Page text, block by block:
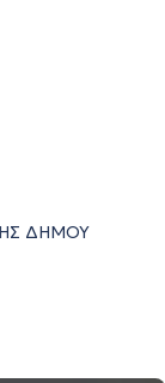
ΔΗΜΟΥ